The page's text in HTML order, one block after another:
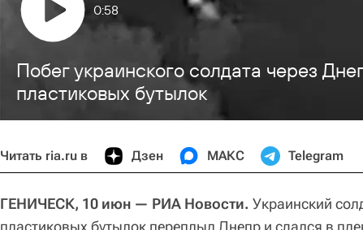
Побег украинского солдата через
пластиковых бутылок
0:58
Читать ria.ru в Дзен МАКС Telegram
ГЕНИЧЕСК, 10 июн — РИА Новости. Украинский
пластиковых бутылок переплыл Днепр и сдался в